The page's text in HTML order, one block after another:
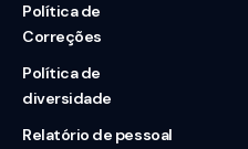
Política de
Correções
Política de
diversidade
Relatório de pessoal